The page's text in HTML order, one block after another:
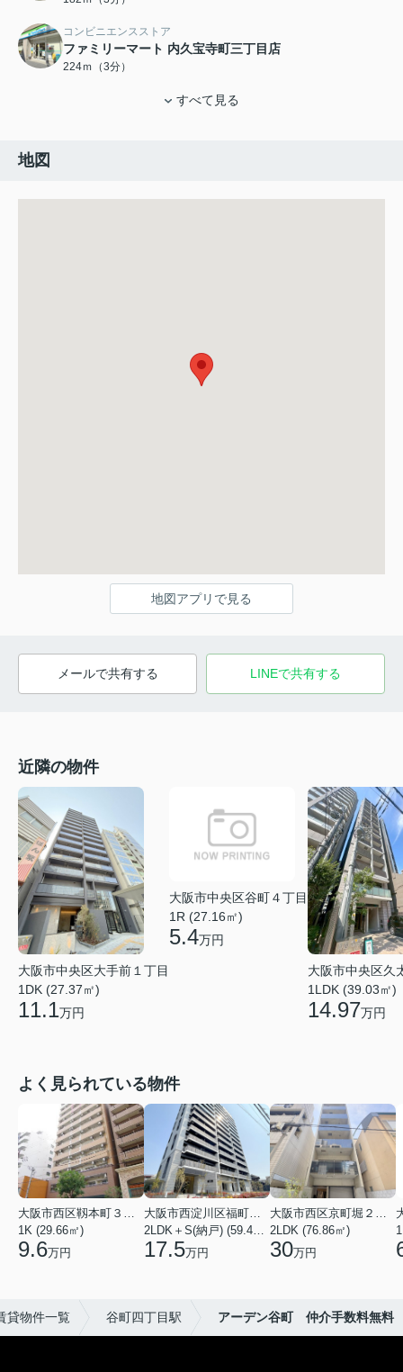
コンビニエンスストア
ファミリーマート 内久宝寺町三丁目店
224ｍ（3分）
すべて見る
地図
地図アプリで見る
メールで共有する LINEで共有する
近隣の物件
大阪市中央区大手前１丁目
1DK (27.37㎡)
11.1万円
大阪市中央区谷町４丁目
1R (27.16㎡)
5.4万円
大阪市中央区久
1LDK (39.03㎡)
14.97万円
よく見られている物件
大阪市西区靱本町３丁目
1K (29.66㎡)
9.6万円
大阪市西淀川区福町２丁目
2LDK＋S(納戸) (59.48㎡)
17.5万円
大阪市西区京町堀２丁目
2LDK (76.86㎡)
30万円
貸物件一覧 谷町四丁目駅 アーデン谷町 仲介手数料無料